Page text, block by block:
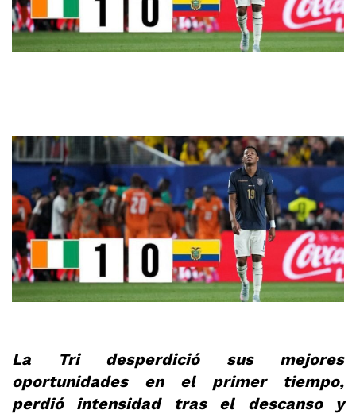
La Tri desperdició sus mejores
oportunidades en el primer tiempo,
perdió intensidad tras el descanso y